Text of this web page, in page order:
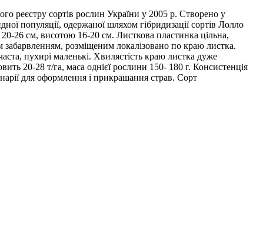
сортів рослин України у 2005 р. Створено у
популяції, одержаної шляхом гібридизації сортів Лолло
20-26 см, висотою 16-20 см. Листкова пластинка цільна,
розміщеним локалізовано по краю листка.
пухирі маленькі. Хвилястість краю листка дуже
20-28 т/гa, маса однієї рослини 150- 180 г. Консистенція
для оформлення і прикрашання страв. Сорт